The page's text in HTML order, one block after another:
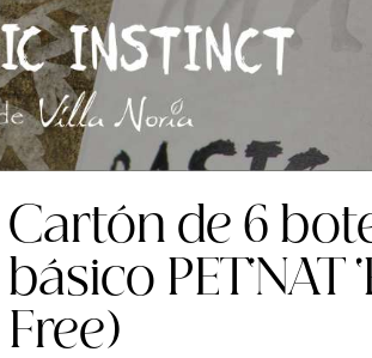
Cartón de 6
básico PET'NAT
Free)